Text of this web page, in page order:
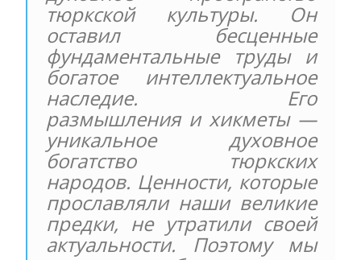
тюркской культуры. Он
оставил бесценные
фундаментальные труды и
богатое интеллектуальное
наследие. Его
размышления и хикметы —
уникальное духовное
богатство тюркских
народов. Ценности, которые
прославляли наши великие
предки, не утратили своей
актуальности. Поэтому мы